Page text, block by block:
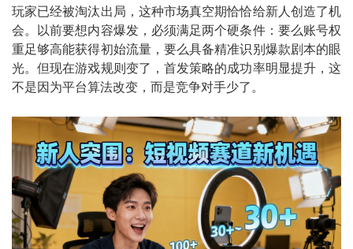
玩家已经被淘汰出局，这种市场真空期恰恰给新人创造了机
会。以前要想内容爆发，必须满足两个硬条件：要么账号权
重足够高能获得初始流量，要么具备精准识别爆款剧本的眼
光。但现在游戏规则变了，首发策略的成功率明显提升，这
不是因为平台算法改变，而是竞争对手少了。